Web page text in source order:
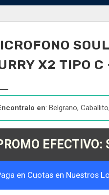
X2 TIPO
en: Belgrano,
en Cuotas en Nuestros